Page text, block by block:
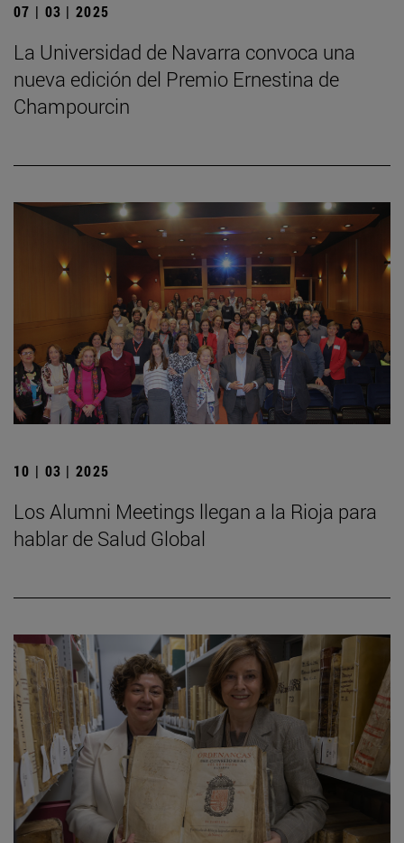
07 | 03 | 2025
La Universidad de Navarra convoca una
nueva edición del Premio Ernestina de
Champourcin
10 | 03 | 2025
Los Alumni Meetings llegan a la Rioja para
hablar de Salud Global